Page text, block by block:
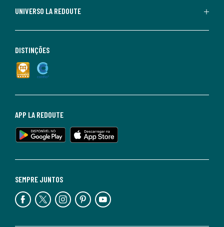
UNIVERSO LA REDOUTE
SEMPRE JUNTOS
APP LA REDOUTE
DISTINÇÕES